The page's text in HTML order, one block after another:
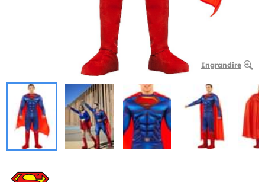
Ingrandire